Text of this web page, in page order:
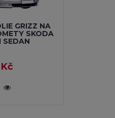
GRIZZ NA
SKODA
SEDAN
KOŠÍKU